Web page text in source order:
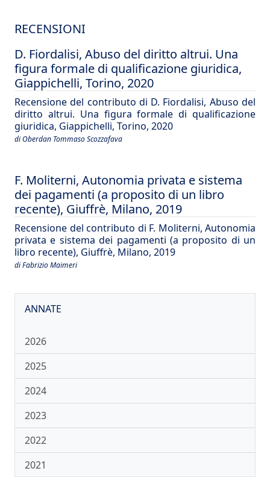
RECENSIONI
D. Fiordalisi, Abuso del diritto altrui. Una
figura formale di qualificazione giuridica,
Giappichelli, Torino, 2020
Recensione del contributo di D. Fiordalisi, Abuso del
diritto altrui. Una figura formale di qualificazione
giuridica, Giappichelli, Torino, 2020
di Oberdan Tommaso Scozzafava
F. Moliterni, Autonomia privata e sistema
dei pagamenti (a proposito di un libro
recente), Giuffrè, Milano, 2019
Recensione del contributo di F. Moliterni, Autonomia
privata e sistema dei pagamenti (a proposito di un
libro recente), Giuffrè, Milano, 2019
di Fabrizio Maimeri
ANNATE
2026
2025
2024
2023
2022
2021